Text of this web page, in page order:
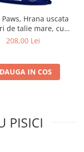
Paws, Hrana uscata
de talie mare, cu
pui, 14kg
208,00 Lei
IN COS
PISICI